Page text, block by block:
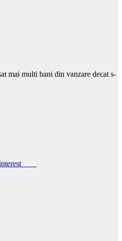
mai multi bani din vanzare decat s-